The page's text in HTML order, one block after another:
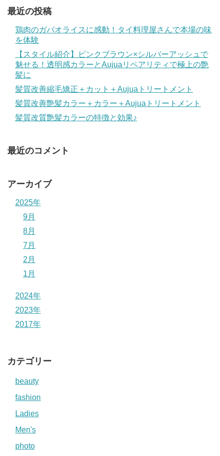
最近の投稿
鶏肉のガパオライスに感動！タイ料理屋さんで本場の味
を体験
【スタイル紹介】ピンクブラウン×シルバーアッシュで
魅せる！透明感カラーとAujuaリペアリティで極上の艶
髪に
髪質改善縮毛矯正＋カット＋Aujuaトリートメント
髪質改善艶髪カラー＋カラー＋Aujuaトリートメント
髪質改質艶髪カラーの特徴と効果♪
最近のコメント
アーカイブ
2025年
9月
8月
7月
2月
1月
2024年
2023年
2017年
カテゴリー
beauty
fashion
Ladies
Men's
photo